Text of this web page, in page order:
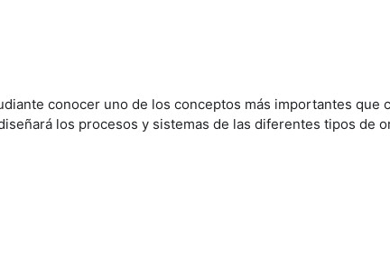
conocer uno de los conceptos más importantes
los procesos y sistemas de las diferentes tipos de